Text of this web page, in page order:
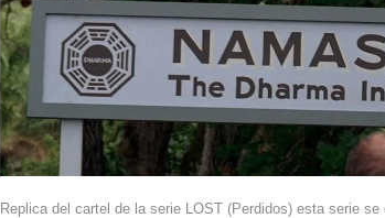
Replica del cartel de la serie LOST (Perdidos) esta serie